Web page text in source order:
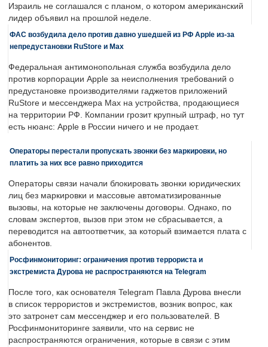
Израиль не соглашался с планом, о котором американский
лидер объявил на прошлой неделе.
ФАС возбудила дело против давно ушедшей из РФ Apple из-за
непредустановки RuStore и Max
Федеральная антимонопольная служба возбудила дело
против корпорации Apple за неисполнения требований о
предустановке производителями гаджетов приложений
RuStore и мессенджера Max на устройства, продающиеся
на территории РФ. Компании грозит крупный штраф, но тут
есть нюанс: Apple в России ничего и не продает.
Операторы перестали пропускать звонки без маркировки, но
платить за них все равно приходится
Операторы связи начали блокировать звонки юридических
лиц без маркировки и массовые автоматизированные
вызовы, на которые не заключены договоры. Однако, по
словам экспертов, вызов при этом не сбрасывается, а
переводится на автоответчик, за который взимается плата с
абонентов.
Росфинмониторинг: ограничения против террориста и
экстремиста Дурова не распространяются на Telegram
После того, как основателя Telegram Павла Дурова внесли
в список террористов и экстремистов, возник вопрос, как
это затронет сам мессенджер и его пользователей. В
Росфинмониторинге заявили, что на сервис не
распространяются ограничения, которые в связи с этим